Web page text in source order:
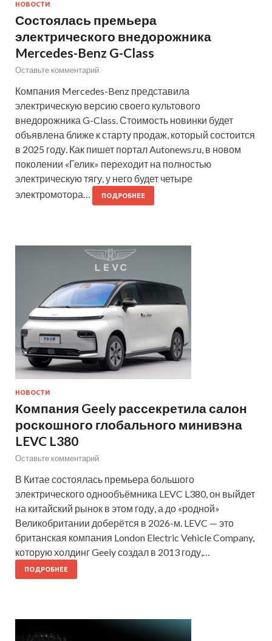
НОВОСТИ
Состоялась премьера
электрического внедорожника
Mercedes-Benz G-Class
Оставьте комментарий
Компания Mercedes-Benz представила
электрическую версию своего культового
внедорожника G-Class. Стоимость новинки будет
объявлена ближе к старту продаж, который состоится
в 2025 году. Как пишет портал Autonews.ru, в новом
поколении «Гелик» переходит на полностью
электрическую тягу, у него будет четыре
электромотора…
ПОДРОБНЕЕ
НОВОСТИ
Компания Geely рассекретила салон
роскошного глобального минивэна
LEVC L380
Оставьте комментарий
В Китае состоялась премьера большого
электрического однообъёмника LEVC L380, он выйдет
на китайский рынок в этом году, а до «родной»
Великобритании доберётся в 2026-м. LEVC — это
британская компания London Electric Vehicle Company,
которую холдинг Geely создал в 2013 году,…
ПОДРОБНЕЕ